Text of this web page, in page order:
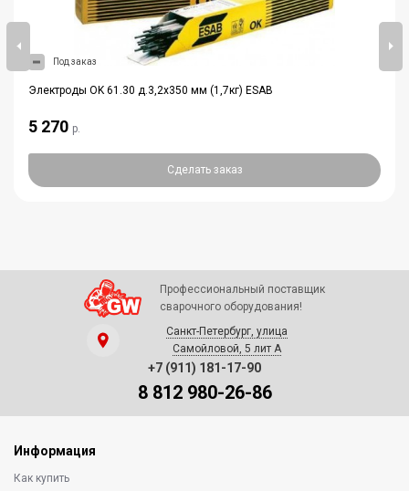
Под заказ
Электроды OK 61.30 д.3,2x350 мм (1,7кг) ESAB
5 270 р.
Сделать заказ
Профессиональный поставщик
сварочного оборудования!
Санкт-Петербург, улица
Самойловой, 5 лит А
+7 (911) 181-17-90
8 812 980-26-86
Информация
Как купить